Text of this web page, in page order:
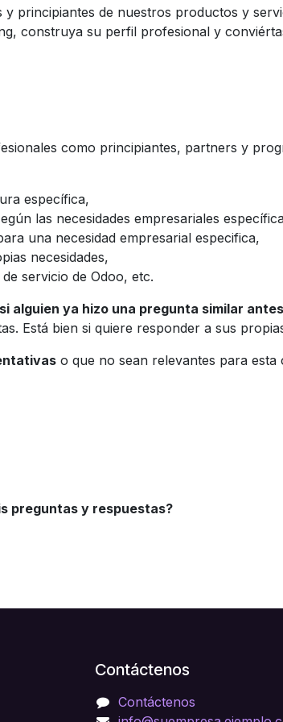
principiantes de nuestros productos y
construya su perfil profesional y
como principiantes, partners y
específica,
las necesidades empresariales
una necesidad empresarial especifica,
necesidades,
servicio de Odoo, etc.
alguien ya hizo una pregunta similar
Está bien si quiere responder a sus
o que no sean relevantes para esta
preguntas y respuestas?
Contáctenos
Contáctenos